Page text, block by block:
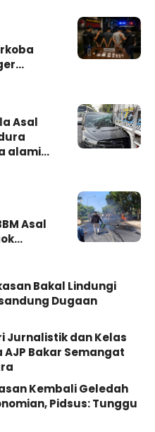
Masih
Asal
alami
Asal
Bakal Lindungi
Dugaan
Jurnalistik dan Kelas
Bakar Semangat
Kembali Geledah
Pidsus: Tunggu